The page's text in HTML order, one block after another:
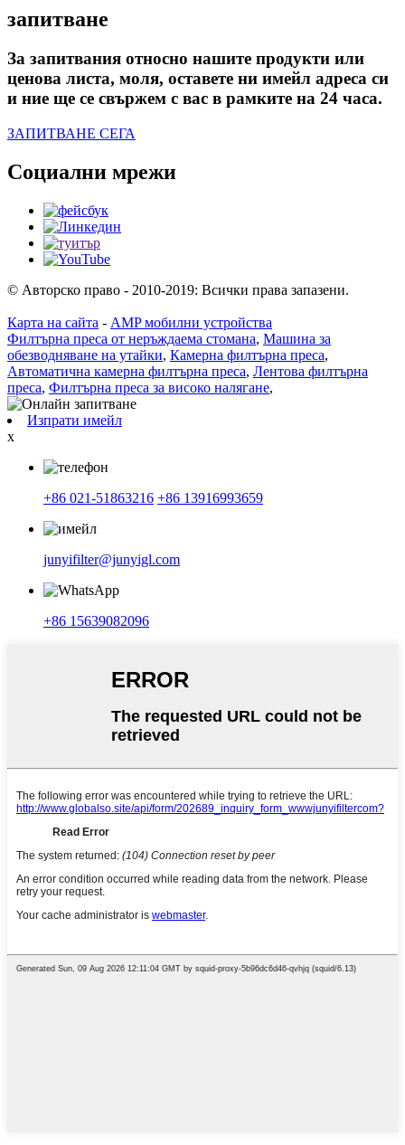
запитване
За запитвания относно нашите продукти или
ценова листа, моля, оставете ни имейл адреса си
и ние ще се свържем с вас в рамките на 24 часа.
ЗАПИТВАНЕ СЕГА
Социални мрежи
© Авторско право - 2010-2019: Всички права запазени.
Карта на сайта - AMP мобилни устройства
Филтърна преса от неръждаема стомана, Машина за
обезводняване на утайки, Камерна филтърна преса,
Автоматична камерна филтърна преса, Лентова филтърна
преса, Филтърна преса за високо налягане,
Изпрати имейл
x
+86 021-51863216 +86 13916993659
junyifilter@junyigl.com
+86 15639082096